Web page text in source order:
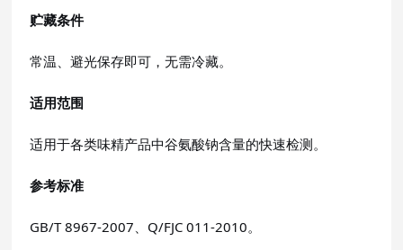
贮藏条件
常温、避光保存即可，无需冷藏。
适用范围
适用于各类味精产品中谷氨酸钠含量的快速检测。
参考标准
GB/T 8967-2007、Q/FJC 011-2010。